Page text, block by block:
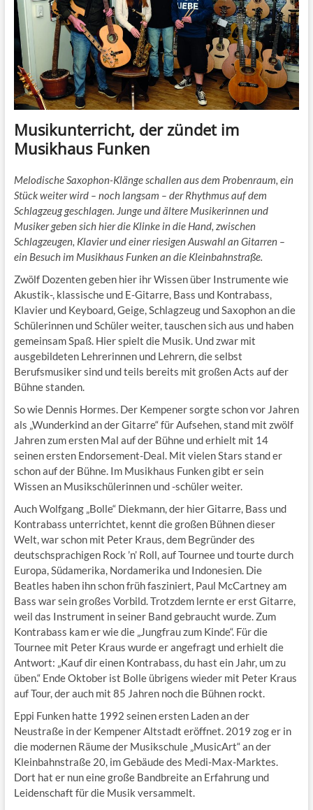
Musikunterricht, der zündet im
Musikhaus Funken
Melodische Saxophon-Klänge schallen aus dem Probenraum, ein
Stück weiter wird – noch langsam – der Rhythmus auf dem
Schlagzeug geschlagen. Junge und ältere Musikerinnen und
Musiker geben sich hier die Klinke in die Hand, zwischen
Schlagzeugen, Klavier und einer riesigen Auswahl an Gitarren –
ein Besuch im Musikhaus Funken an die Kleinbahnstraße.
Zwölf Dozenten geben hier ihr Wissen über Instrumente wie
Akustik-, klassische und E-Gitarre, Bass und Kontrabass,
Klavier und Keyboard, Geige, Schlagzeug und Saxophon an die
Schülerinnen und Schüler weiter, tauschen sich aus und haben
gemeinsam Spaß. Hier spielt die Musik. Und zwar mit
ausgebildeten Lehrerinnen und Lehrern, die selbst
Berufsmusiker sind und teils bereits mit großen Acts auf der
Bühne standen.
So wie Dennis Hormes. Der Kempener sorgte schon vor Jahren
als „Wunderkind an der Gitarre“ für Aufsehen, stand mit zwölf
Jahren zum ersten Mal auf der Bühne und erhielt mit 14
seinen ersten Endorsement-Deal. Mit vielen Stars stand er
schon auf der Bühne. Im Musikhaus Funken gibt er sein
Wissen an Musikschülerinnen und -schüler weiter.
Auch Wolfgang „Bolle“ Diekmann, der hier Gitarre, Bass und
Kontrabass unterrichtet, kennt die großen Bühnen dieser
Welt, war schon mit Peter Kraus, dem Begründer des
deutschsprachigen Rock ’n’ Roll, auf Tournee und tourte durch
Europa, Südamerika, Nordamerika und Indonesien. Die
Beatles haben ihn schon früh fasziniert, Paul McCartney am
Bass war sein großes Vorbild. Trotzdem lernte er erst Gitarre,
weil das Instrument in seiner Band gebraucht wurde. Zum
Kontrabass kam er wie die „Jungfrau zum Kinde“. Für die
Tournee mit Peter Kraus wurde er angefragt und erhielt die
Antwort: „Kauf dir einen Kontrabass, du hast ein Jahr, um zu
üben.“ Ende Oktober ist Bolle übrigens wieder mit Peter Kraus
auf Tour, der auch mit 85 Jahren noch die Bühnen rockt.
Eppi Funken hatte 1992 seinen ersten Laden an der
Neustraße in der Kempener Altstadt eröffnet. 2019 zog er in
die modernen Räume der Musikschule „MusicArt“ an der
Kleinbahnstraße 20, im Gebäude des Medi-Max-Marktes.
Dort hat er nun eine große Bandbreite an Erfahrung und
Leidenschaft für die Musik versammelt.